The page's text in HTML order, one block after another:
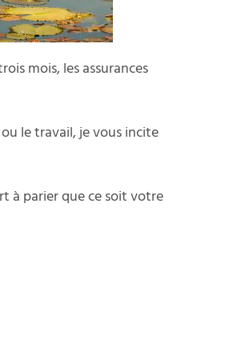
mois, les assurances
le travail, je vous incite
à parier que ce soit votre